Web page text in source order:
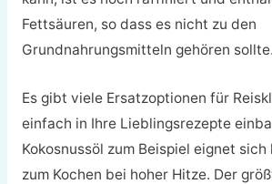
Fettsäuren, so dass es nicht zu den
Grundnahrungsmitteln gehören sollte.
Es gibt viele Ersatzoptionen für
einfach in Ihre Lieblingsrezepte
Kokosnussöl zum Beispiel eignet
zum Kochen bei hoher Hitze. Der